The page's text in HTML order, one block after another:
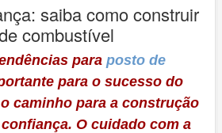
saiba como construir
combustível
para posto de
para o sucesso do
caminho para a construção
O cuidado com a